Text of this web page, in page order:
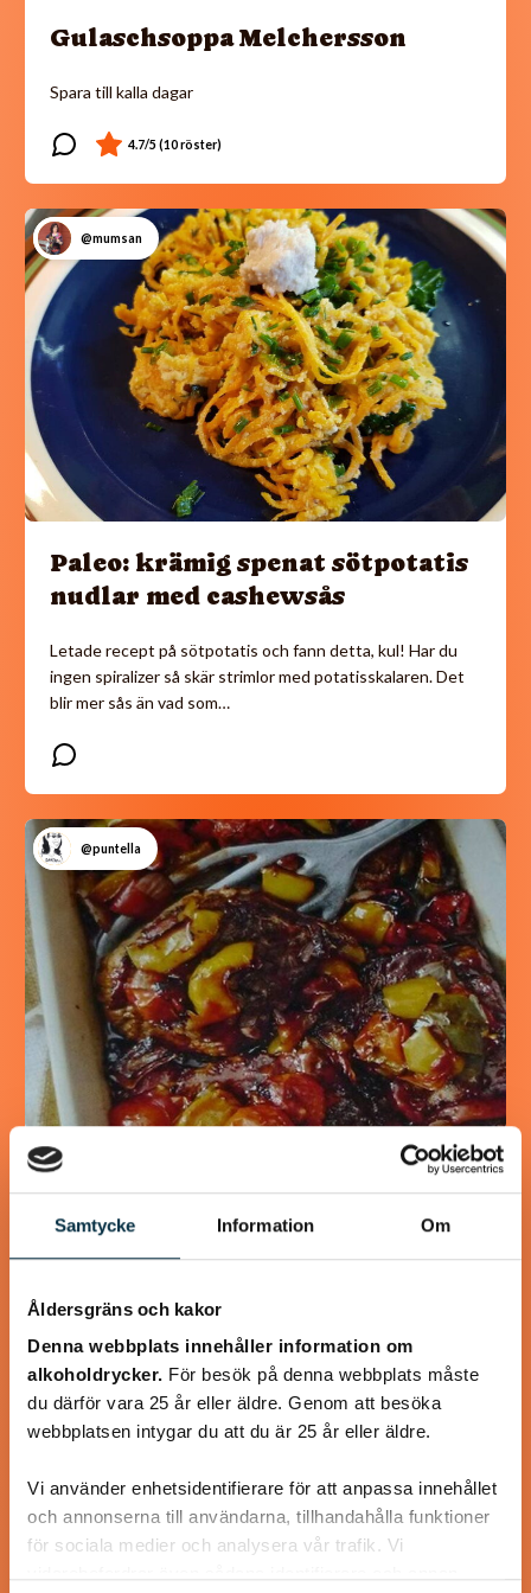
Samtycke Information Om
Åldersgräns och kakor
Denna webbplats innehåller information om
alkoholdrycker. För besök på denna webbplats måste
du därför vara 25 år eller äldre. Genom att besöka
webbplatsen intygar du att du är 25 år eller äldre.
Vi använder enhetsidentifierare för att anpassa innehållet
och annonserna till användarna, tillhandahålla funktioner
för sociala medier och analysera vår trafik. Vi
Gulaschsoppa Melchersson
Spara till kalla dagar
@mumsan
Paleo: krämig spenat sötpotatis
nudlar med cashewsås
Letade recept på sötpotatis och fann detta, kul! Har du
ingen spiralizer så skär strimlor med potatisskalaren. Det
blir mer sås än vad som…
@puntella
Spansk biffgryta
Lite synd att använda biff tyckte vi. Kommer att använda
annat nötkött nästa gång.
@mumsan